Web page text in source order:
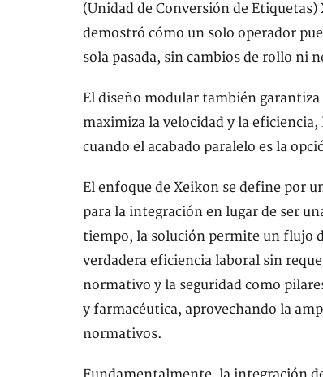
(Unidad de Conversión de
demostró cómo un solo operador
sola pasada, sin cambios de rollo ni
El diseño modular también
maximiza la velocidad y la
cuando el acabado paralelo es la
El enfoque de Xeikon se define por
para la integración en lugar de ser
tiempo, la solución permite un flujo
verdadera eficiencia laboral sin
normativo y la seguridad como
y farmacéutica, aprovechando la
normativos.